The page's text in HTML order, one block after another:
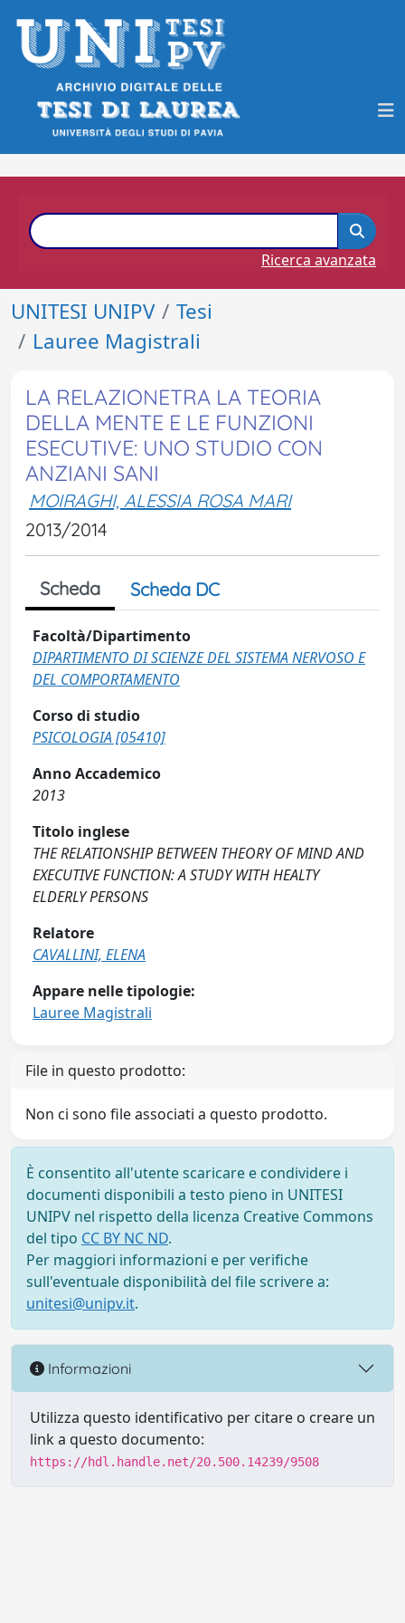
Ricerca avanzata
UNITESI UNIPV
Tesi
Lauree Magistrali
LA RELAZIONETRA LA TEORIA
DELLA MENTE E LE FUNZIONI
ESECUTIVE: UNO STUDIO CON
ANZIANI SANI
MOIRAGHI, ALESSIA ROSA MARI
2013/2014
Scheda Scheda DC
Facoltà/Dipartimento
DIPARTIMENTO DI SCIENZE DEL SISTEMA NERVOSO E
DEL COMPORTAMENTO
Corso di studio
PSICOLOGIA [05410]
Anno Accademico
2013
Titolo inglese
THE RELATIONSHIP BETWEEN THEORY OF MIND AND
EXECUTIVE FUNCTION: A STUDY WITH HEALTY
ELDERLY PERSONS
Relatore
CAVALLINI, ELENA
Appare nelle tipologie:
Lauree Magistrali
File in questo prodotto:
Non ci sono file associati a questo prodotto.
È consentito all'utente scaricare e condividere i
documenti disponibili a testo pieno in UNITESI
UNIPV nel rispetto della licenza Creative Commons
del tipo CC BY NC ND.
Per maggiori informazioni e per verifiche
sull'eventuale disponibilità del file scrivere a:
unitesi@unipv.it.
Informazioni
Utilizza questo identificativo per citare o creare un
link a questo documento:
https://hdl.handle.net/20.500.14239/9508